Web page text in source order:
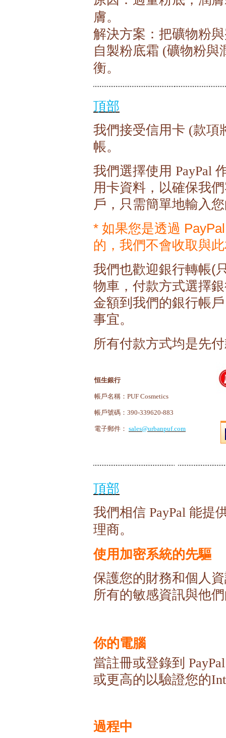
膚。
解決方案：把礦物粉
自製粉底霜 (礦物粉與
衡。
頂部
我們接受信用卡 (款項
帳。
我們選擇使用 PayPal
用卡資料，以確保我
戶，只需簡單地輸入
* 如果您是透過
的，我們不會收取與
我們也歡迎銀行轉帳(
物車，付款方式選擇
金額到我們的銀行帳
事宜。
所有付款方式均是先
恒生銀行
帳戶名稱： PUF Cosmetics
帳戶號碼： 390-339620-883
電子郵件： sales@urbanpuf.com
頂部
我們相信 PayPal 能提
理商。
使用加密系統的先驅
保護您的財務和個人
所有的敏感資訊與他
你的電腦
當註冊或登錄到 PayPal
或更高的以驗證您的
過程中